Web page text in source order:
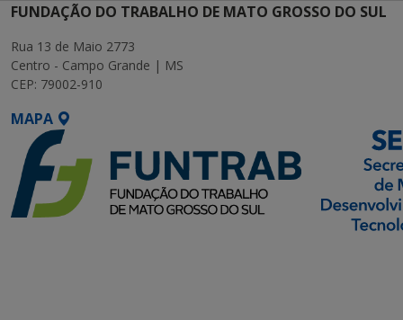
FUNDAÇÃO DO TRABALHO DE MATO GROSSO DO SUL
Rua 13 de Maio 2773
Centro - Campo Grande | MS
CEP: 79002-910
MAPA